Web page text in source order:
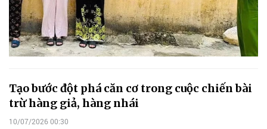
Tạo bước đột phá căn cơ trong cuộc chiến bài
trừ hàng giả, hàng nhái
10/07/2026 00:30